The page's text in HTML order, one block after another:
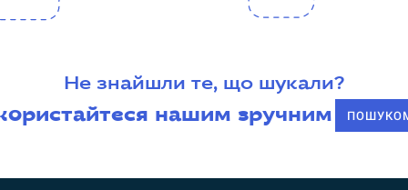
Не знайшли те, що шукали?
нашим зручним